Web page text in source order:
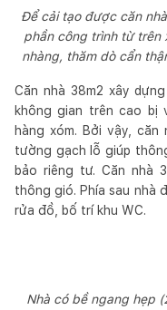
Để cải tạo được căn
phần công trình từ trên
nhàng, thăm dò cẩn
Căn nhà 38m2 xây
không gian trên cao bị
hàng xóm. Bởi vậy,
tường gạch lỗ giúp
bảo riêng tư. Căn nhà
thông gió. Phía sau nhà
rửa đồ, bố trí khu WC.
Nhà có bề ngang hẹp